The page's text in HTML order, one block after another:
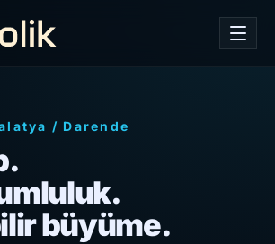
/ Darende
büyüme.